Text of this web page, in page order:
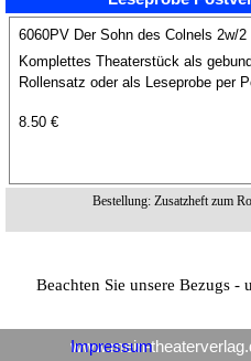
6060PV Der Sohn des Colnels 2w/2
Komplettes Theaterstück als
Rollensatz oder als Leseprobe per
8.50 €
Bestellung: Zusatzheft zum
Beachten Sie unsere Bezugs
www.mein-
Impressum